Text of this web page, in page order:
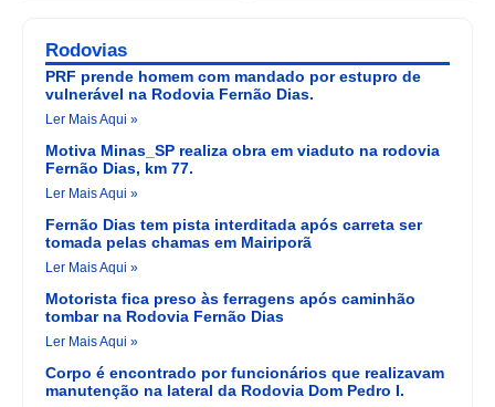
Rodovias
PRF prende homem com mandado por estupro de
vulnerável na Rodovia Fernão Dias.
Ler Mais Aqui »
Motiva Minas_SP realiza obra em viaduto na rodovia
Fernão Dias, km 77.
Ler Mais Aqui »
Fernão Dias tem pista interditada após carreta ser
tomada pelas chamas em Mairiporã
Ler Mais Aqui »
Motorista fica preso às ferragens após caminhão
tombar na Rodovia Fernão Dias
Ler Mais Aqui »
Corpo é encontrado por funcionários que realizavam
manutenção na lateral da Rodovia Dom Pedro I.